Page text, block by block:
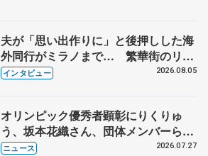
夫が「思い出作りに」と後押しした海
外同行がミラノまで… 繁華街のリン
クでは不良のお兄さんも味方に 小林
インタビュー 2026.08.05
オリンピック優秀者顕彰にりくりゅ
う、坂本花織さん、団体メンバーら
8月7日に文科省が表彰式、ブルーノ・
ニュース 2026.07.27